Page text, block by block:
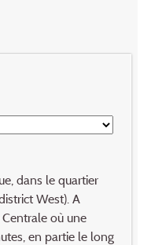
dans le quartier
West). A
où une
en partie le long